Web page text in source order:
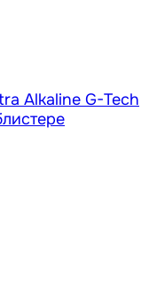
Alkaline G-Tech